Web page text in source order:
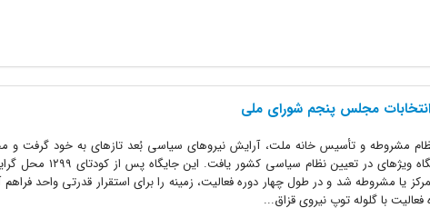
مجلس پنجم شورای ملی
نظام مشروطه و تأسیس خانه ملت، آرایش نیروهای سیاسی بُعد تازهای به خود گرفت و
قانونی، جایگاه ویژهای در
یا مشروطه شد و در طول چهار دوره فعالیت، زمینه را برای استقرار قدرتی واحد